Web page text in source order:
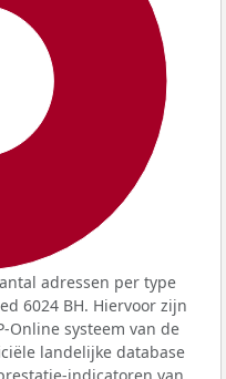
adressen per type
6024 BH. Hiervoor zijn
Online systeem van de
landelijke database